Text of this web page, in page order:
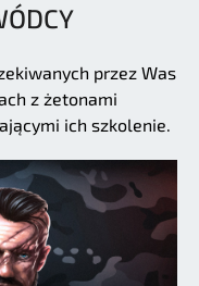
przez Was
z żetonami
ich szkolenie.